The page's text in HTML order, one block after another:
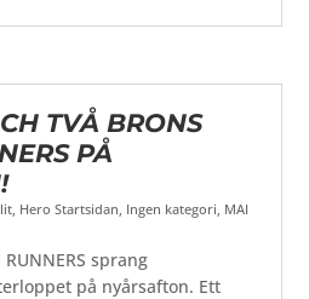
TVÅ BRONS
PÅ
Hero Startsidan Ingen kategori MAI
sprang
på nyårsafton. Ett